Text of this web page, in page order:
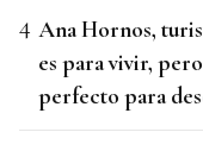
Ana Hornos,
es para vivir,
perfecto para